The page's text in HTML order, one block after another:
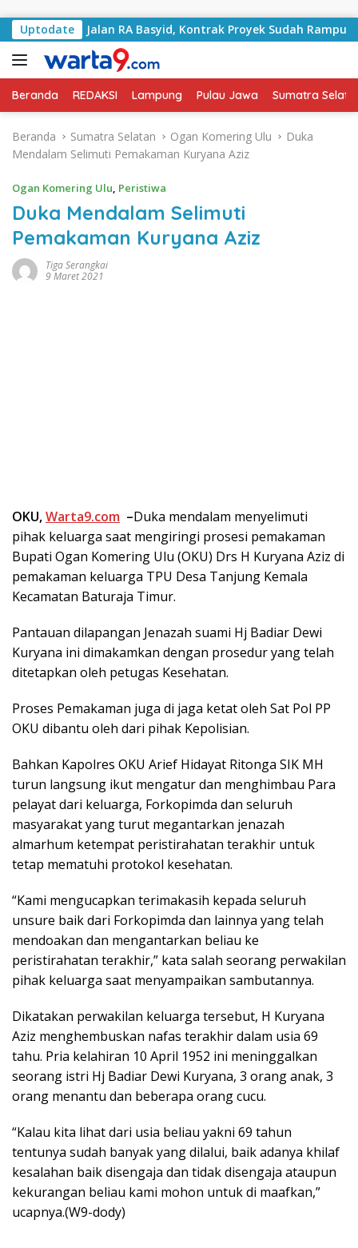
Uptodate
Jalan RA Basyid, Kontrak Proyek Sudah Rampung
Beranda REDAKSI Lampung Pulau Jawa Sumatra
Beranda Sumatra Selatan Ogan Komering Ulu
Duka
Mendalam Selimuti Pemakaman Kuryana Aziz
Ogan Komering Ulu, Peristiwa
Duka Mendalam Selimuti
Pemakaman Kuryana Aziz
Tiga Serangkai
9 Maret 2021
OKU,Warta9.com –Duka mendalam menyelimuti
pihak keluarga saat mengiringi prosesi pemakaman
Bupati Ogan Komering Ulu (OKU) Drs H Kuryana Aziz di
pemakaman keluarga TPU Desa Tanjung Kemala
Kecamatan Baturaja Timur.
Pantauan dilapangan Jenazah suami Hj Badiar Dewi
Kuryana ini dimakamkan dengan prosedur yang telah
ditetapkan oleh petugas Kesehatan.
Proses Pemakaman juga di jaga ketat oleh Sat Pol PP
OKU dibantu oleh dari pihak Kepolisian.
Bahkan Kapolres OKU Arief Hidayat Ritonga SIK MH
turun langsung ikut mengatur dan menghimbau Para
pelayat dari keluarga, Forkopimda dan seluruh
masyarakat yang turut megantarkan jenazah
almarhum ketempat peristirahatan terakhir untuk
tetap mematuhi protokol kesehatan.
“Kami mengucapkan terimakasih kepada seluruh
unsure baik dari Forkopimda dan lainnya yang telah
mendoakan dan mengantarkan beliau ke
peristirahatan terakhir,” kata salah seorang perwakilan
pihak keluarga saat menyampaikan sambutannya.
Dikatakan perwakilan keluarga tersebut, H Kuryana
Aziz menghembuskan nafas terakhir dalam usia 69
tahu. Pria kelahiran 10 April 1952 ini meninggalkan
seorang istri Hj Badiar Dewi Kuryana, 3 orang anak, 3
orang menantu dan beberapa orang cucu.
“Kalau kita lihat dari usia beliau yakni 69 tahun
tentunya sudah banyak yang dilalui, baik adanya khilaf
kesalahan baik disengaja dan tidak disengaja ataupun
kekurangan beliau kami mohon untuk di maafkan,”
ucapnya.(W9-dody)